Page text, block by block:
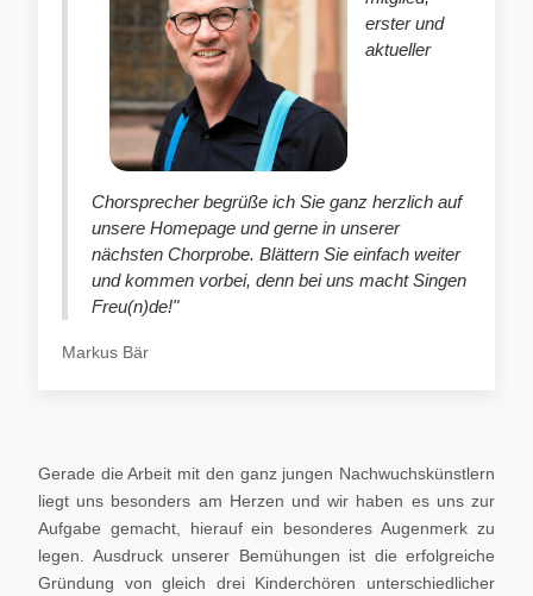
erster und
aktueller
Chorsprecher begrüße ich Sie ganz herzlich auf
unsere Homepage und gerne in unserer
nächsten Chorprobe. Blättern Sie einfach weiter
und kommen vorbei, denn bei uns macht Singen
Freu(n)de!"
Markus Bär
Gerade die Arbeit mit den ganz jungen Nachwuchskünstlern
liegt uns besonders am Herzen und wir haben es uns zur
Aufgabe gemacht, hierauf ein besonderes Augenmerk zu
legen. Ausdruck unserer Bemühungen ist die erfolgreiche
Gründung von gleich drei Kinderchören unterschiedlicher